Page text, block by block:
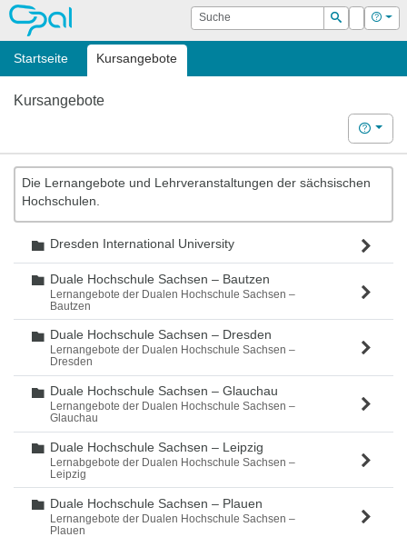
OPAL Suche
Suchen
Login Hilfe
Startseite Kursangebote
Kursangebote
Hilfe
Die Lernangebote und Lehrveranstaltungen der sächsischen
Hochschulen.
Ordner
Dresden International University
Ordner
Duale Hochschule Sachsen – Bautzen
Lernangebote der Dualen Hochschule Sachsen –
Bautzen
Ordner
Duale Hochschule Sachsen – Dresden
Lernangebote der Dualen Hochschule Sachsen –
Dresden
Ordner
Duale Hochschule Sachsen – Glauchau
Lernangebote der Dualen Hochschule Sachsen –
Glauchau
Ordner
Duale Hochschule Sachsen – Leipzig
Lernabgebote der Dualen Hochschule Sachsen –
Leipzig
Ordner
Duale Hochschule Sachsen – Plauen
Lernangebote der Dualen Hochschule Sachsen –
Plauen